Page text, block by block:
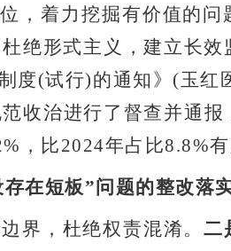
，着力挖掘有价值的问
绝形式主义，建立长效
度(试行)的通知》 (玉红
收治进行了督查并通报
，比2024年占比8.8%
在短板”问题的整改落
界，杜绝权责混淆。二